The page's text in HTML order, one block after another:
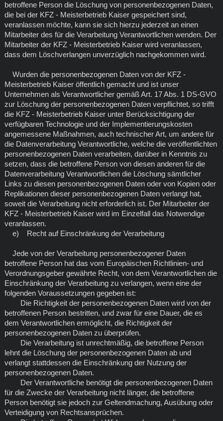
betroffene Person die Löschung von personenbezogenen Daten,
die bei der KFZ - Meisterbetrieb Kaiser gespeichert sind,
veranlassen möchte, kann sie sich hierzu jederzeit an einen
Mitarbeiter des für die Verarbeitung Verantwortlichen wenden. Der
Mitarbeiter der KFZ - Meisterbetrieb Kaiser wird veranlassen,
dass dem Löschverlangen unverzüglich nachgekommen wird.
Wurden die personenbezogenen Daten von der KFZ -
Meisterbetrieb Kaiser öffentlich gemacht und ist unser
Unternehmen als Verantwortlicher gemäß Art. 17 Abs. 1 DS-GVO
zur Löschung der personenbezogenen Daten verpflichtet, so trifft
die KFZ - Meisterbetrieb Kaiser unter Berücksichtigung der
verfügbaren Technologie und der Implementierungskosten
angemessene Maßnahmen, auch technischer Art, um andere für
die Datenverarbeitung Verantwortliche, welche die veröffentlichten
personenbezogenen Daten verarbeiten, darüber in Kenntnis zu
setzen, dass die betroffene Person von diesen anderen für die
Datenverarbeitung Verantwortlichen die Löschung sämtlicher
Links zu diesen personenbezogenen Daten oder von Kopien oder
Replikationen dieser personenbezogenen Daten verlangt hat,
soweit die Verarbeitung nicht erforderlich ist. Der Mitarbeiter der
KFZ - Meisterbetrieb Kaiser wird im Einzelfall das Notwendige
veranlassen.
e) Recht auf Einschränkung der Verarbeitung
Jede von der Verarbeitung personenbezogener Daten
betroffene Person hat das vom Europäischen Richtlinien- und
Verordnungsgeber gewährte Recht, von dem Verantwortlichen die
Einschränkung der Verarbeitung zu verlangen, wenn eine der
folgenden Voraussetzungen gegeben ist:
Die Richtigkeit der personenbezogenen Daten wird von der
betroffenen Person bestritten, und zwar für eine Dauer, die es
dem Verantwortlichen ermöglicht, die Richtigkeit der
personenbezogenen Daten zu überprüfen.
Die Verarbeitung ist unrechtmäßig, die betroffene Person
lehnt die Löschung der personenbezogenen Daten ab und
verlangt stattdessen die Einschränkung der Nutzung der
personenbezogenen Daten.
Der Verantwortliche benötigt die personenbezogenen Daten
für die Zwecke der Verarbeitung nicht länger, die betroffene
Person benötigt sie jedoch zur Geltendmachung, Ausübung oder
Verteidigung von Rechtsansprüchen.